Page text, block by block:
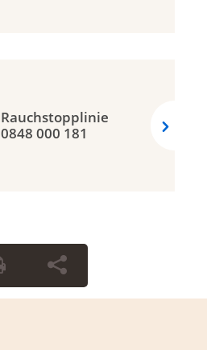
Rauchstopplinie
0848 000 181